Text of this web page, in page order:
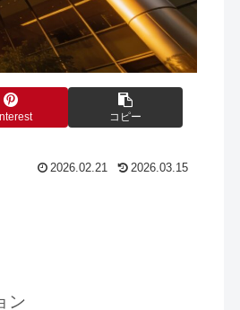
コピー
2026.02.21 2026.03.15
ン